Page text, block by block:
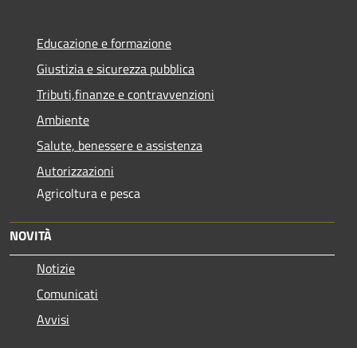
Educazione e formazione
Giustizia e sicurezza pubblica
Tributi,finanze e contravvenzioni
Ambiente
Salute, benessere e assistenza
Autorizzazioni
Agricoltura e pesca
NOVITÀ
Notizie
Comunicati
Avvisi